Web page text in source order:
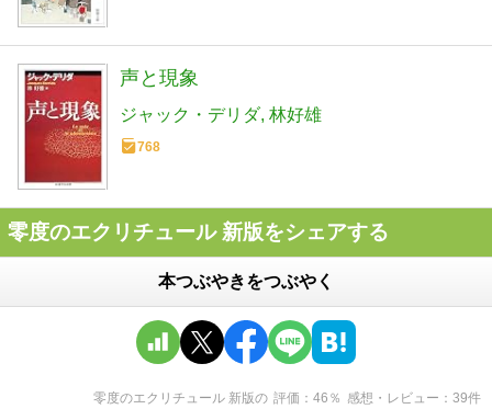
声と現象
ジャック・デリダ 林好雄
768
零度のエクリチュール 新版をシェアする
本つぶやきをつぶやく
零度のエクリチュール 新版の 評価 46 ％ 感想・レビュー 39件